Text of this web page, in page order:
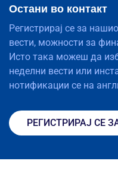
Остани во контакт
Регистрирај се за
вести, можности за
Исто така можеш да
неделни вести или
нотификации се на
РЕГИСТРИРАЈ СЕ